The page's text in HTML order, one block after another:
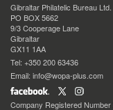
Gibraltar Philatelic Bureau Ltd.
PO BOX 5662
9/3 Cooperage Lane
Gibraltar
GX11 1AA
Tel: +350 200 63436
Email: info@wopa-plus.com
Company Registered